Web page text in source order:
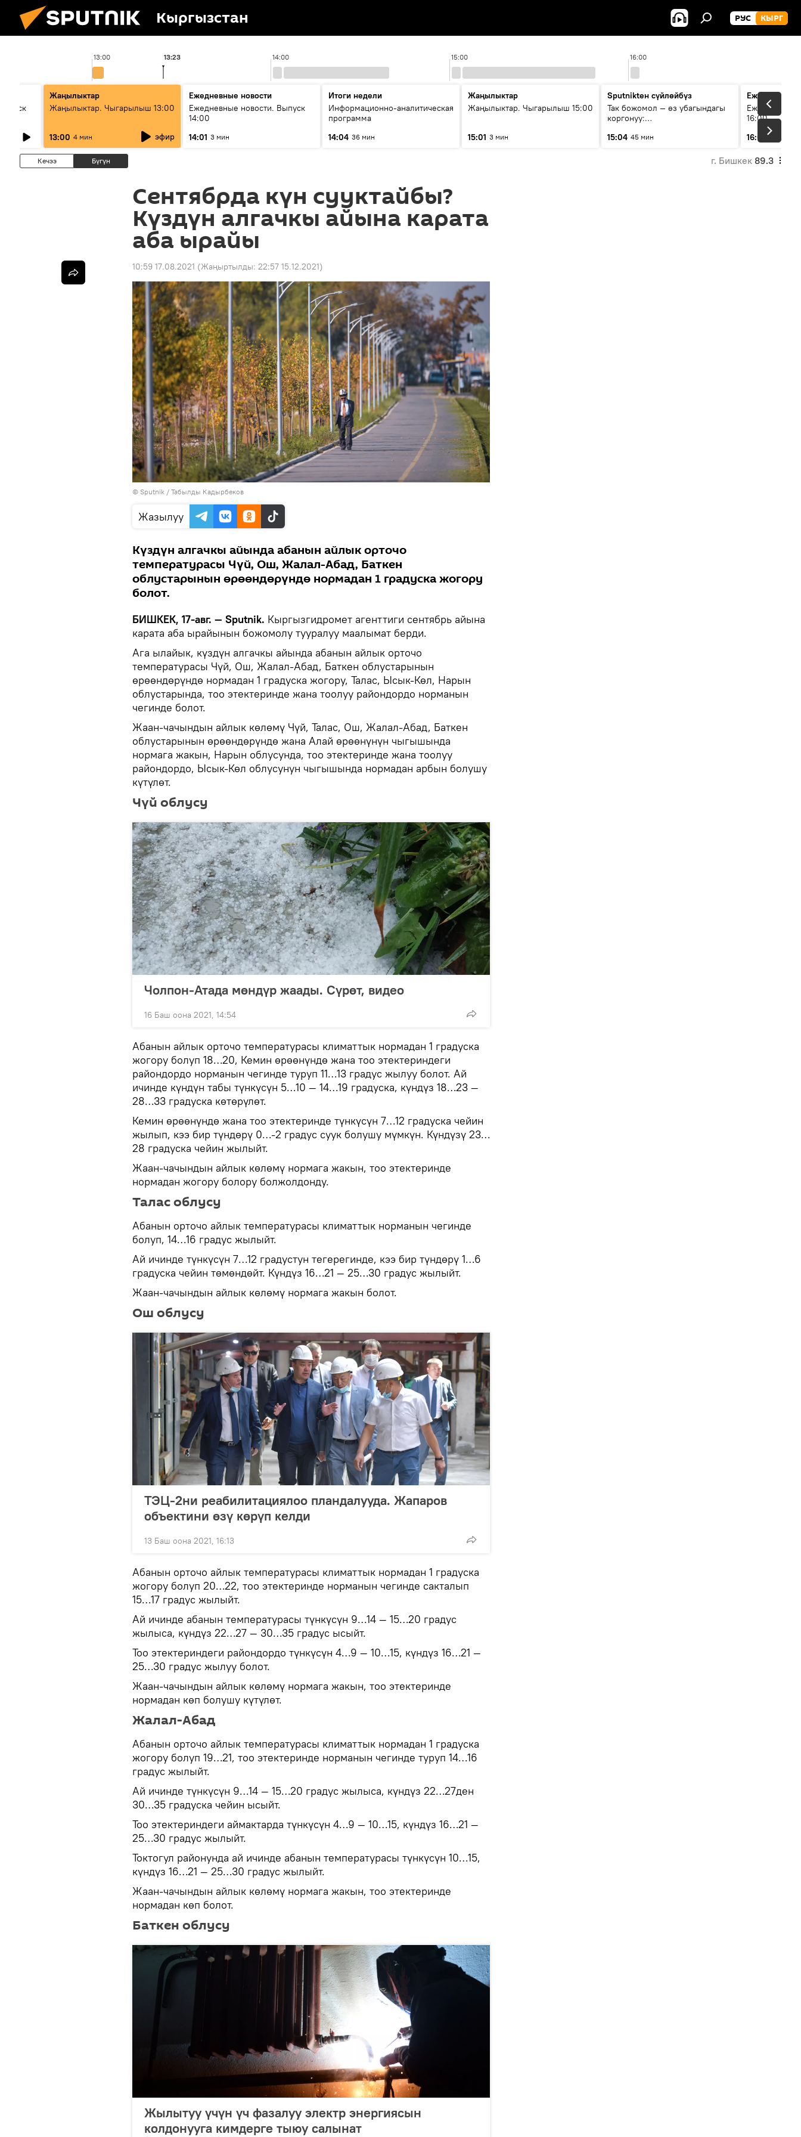
Кыргызстан РУС КЫРГ
13:00 14:00 15:00 16:00
13:23
Жаңылыктар
Жаңылыктар. Чыгарылыш 13:00
13:00 4 мин эфир
Ежедневные новости
Ежедневные новости. Выпуск
14:00
14:01 3 мин
Итоги недели
Информационно-аналитическая
программа
14:04 36 мин
Жаңылыктар
Жаңылыктар. Чыгарылыш 15:00
15:01 3 мин
Sputnikteн сүйлөйбүз
Так божомол — өз убагындагы
коргонуу:
кантип өркүндөтүлүүдө
15:04 45 мин
Ежедневные
Ежедневные
16:00
16:01
3 мин
Кечээ Бүгүн г. Бишкек 89.3
Сентябрда күн сууктайбы?
Күздүн алгачкы айына карата
аба ырайы
10:59 17.08.2021 (Жаңыртылды: 22:57 15.12.2021)
© Sputnik / Табылды Кадырбеков
Жазылуу
Күздүн алгачкы айында абанын айлык орточо
температурасы Чүй, Ош, Жалал-Абад, Баткен
облустарынын өрөөндөрүндө нормадан 1 градуска жогору
болот.
БИШКЕК, 17-авг. — Sputnik. Кыргызгидромет агенттиги сентябрь айына
карата аба ырайынын божомолу тууралуу маалымат берди.
Ага ылайык, күздүн алгачкы айында абанын айлык орточо
температурасы Чүй, Ош, Жалал-Абад, Баткен облустарынын
өрөөндөрүндө нормадан 1 градуска жогору, Талас, Ысык-Көл, Нарын
облустарында, тоо этектеринде жана тоолуу райондордо норманын
чегинде болот.
Жаан-чачындын айлык көлөмү Чүй, Талас, Ош, Жалал-Абад, Баткен
облустарынын өрөөндөрүндө жана Алай өрөөнүнүн чыгышында
нормага жакын, Нарын облусунда, тоо этектеринде жана тоолуу
райондордо, Ысык-Көл облусунун чыгышында нормадан арбын болушу
күтүлөт.
Чүй облусу
Чолпон-Атада мөндүр жаады. Сүрөт, видео
16 Баш оона 2021, 14:54
Абанын айлык орточо температурасы климаттык нормадан 1 градуска
жогору болуп 18…20, Кемин өрөөнүндө жана тоо этектериндеги
райондордо норманын чегинде туруп 11…13 градус жылуу болот. Ай
ичинде күндүн табы түнкүсүн 5…10 — 14…19 градуска, күндүз 18…23 —
28…33 градуска көтөрүлөт.
Кемин өрөөнүндө жана тоо этектеринде түнкүсүн 7…12 градуска чейин
жылып, кээ бир түндөрү 0…-2 градус суук болушу мүмкүн. Күндүзү 23…
28 градуска чейин жылыйт.
Жаан-чачындын айлык көлөмү нормага жакын, тоо этектеринде
нормадан жогору болору болжолдонду.
Талас облусу
Абанын орточо айлык температурасы климаттык норманын чегинде
болуп, 14…16 градус жылыйт.
Ай ичинде түнкүсүн 7…12 градустун тегерегинде, кээ бир түндөрү 1…6
градуска чейин төмөндөйт. Күндүз 16…21 — 25…30 градус жылыйт.
Жаан-чачындын айлык көлөмү нормага жакын болот.
Ош облусу
ТЭЦ-2ни реабилитациялоо пландалууда. Жапаров
объектини өзү көрүп келди
13 Баш оона 2021, 16:13
Абанын орточо айлык температурасы климаттык нормадан 1 градуска
жогору болуп 20…22, тоо этектеринде норманын чегинде сакталып
15…17 градус жылыйт.
Ай ичинде абанын температурасы түнкүсүн 9…14 — 15…20 градус
жылыса, күндүз 22…27 — 30…35 градус ысыйт.
Тоо этектериндеги райондордо түнкүсүн 4…9 — 10…15, күндүз 16…21 —
25…30 градус жылуу болот.
Жаан-чачындын айлык көлөмү нормага жакын, тоо этектеринде
нормадан көп болушу күтүлөт.
Жалал-Абад
Абанын орточо айлык температурасы климаттык нормадан 1 градуска
жогору болуп 19…21, тоо этектеринде норманын чегинде туруп 14…16
градус жылыйт.
Ай ичинде түнкүсүн 9…14 — 15…20 градус жылыса, күндүз 22…27ден
30…35 градуска чейин ысыйт.
Тоо этектериндеги аймактарда түнкүсүн 4…9 — 10…15, күндүз 16…21 —
25…30 градус жылыйт.
Токтогул районунда ай ичинде абанын температурасы түнкүсүн 10…15,
күндүз 16…21 — 25…30 градус жылыйт.
Жаан-чачындын айлык көлөмү нормага жакын, тоо этектеринде
нормадан көп болот.
Баткен облусу
Жылытуу үчүн үч фазалуу электр энергиясын
колдонууга кимдерге тыюу салынат